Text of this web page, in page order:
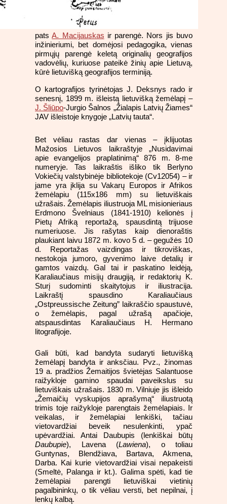
patsA. Macijauskas ir parengė. Nors jis buvo
inžinieriumi, bet domėjosi pedagogika, vienas
pirmųjų parengė keletą originalių geografijos
vadovėlių, kuriuose pateikė žinių apie Lietuvą,
kūrė lietuvišką geografijos terminiją.
O kartografijos tyrinėtojas J. Deksnys rado ir
senesnį, 1899 m. išleistą lietuvišką žemėlapį –
J. Šliūpo-Jurgio Šalnos „Žialapis Latvių Žiames“
JAV išleistoje knygoje „Latvių tauta“.
Bet vėliau rastas dar vienas – įklijuotas
Mažosios Lietuvos laikraštyje „Nusidavimai
apie evangelijos praplatinimą“ 876 m. 8-me
numeryje. Tas laikraštis išliko tik Berlyno
Vokiečių valstybinėje bibliotekoje (Cv12054) – ir
jame yra įklija su Vakarų Europos ir Afrikos
žemėlapiu (115x186 mm) su lietuviškais
užrašais. Žemėlapis iliustruoja ML misionieriaus
Erdmono Švelniaus (1841-1910) kelionės į
Pietų Afriką reportažą, spausdintą trijuose
numeriuose. Jis rašytas kaip dienoraštis
plaukiant laivu 1872 m. kovo 5 d. – gegužės 10
d. Reportažas vaizdingas ir tikroviškas,
nestokoja jumoro, gyvenimo laive detalių ir
gamtos vaizdų. Gal tai ir paskatino leidėją,
Karaliaučiaus misijų draugiją, ir redaktorių K.
Sturį sudominti skaitytojus ir iliustracija.
Laikraštį spausdino Karaliaučiaus
„Ostpreussische Zeitung” laikraščio spaustuvė,
o žemėlapis, pagal užrašą apačioje,
atspausdintas Karaliaučiaus H. Hermano
litografijoje.
Gali būti, kad bandyta sudaryti lietuvišką
žemėlapį bandyta ir anksčiau. Pvz., žinomas
19 a. pradžios Žemaitijos švietėjas Salantuose
raižykloje gamino spaudai paveikslus su
lietuviškais užrašais. 1830 m. Vilniuje jis išleido
„Žemaičių vyskupijos aprašymą“ iliustruotą
trimis toje raižykloje parengtais žemėlapiais. Ir
veikalas, ir žemėlapiai lenkiški, tačiau
vietovardžiai beveik nesulenkinti, ypač
upėvardžiai. Antai Daubupis (lenkiškai būtų
Daubupie), Lavena (Lawiena), o toliau
Guntynas, Blendžiava, Bartava, Akmena,
Darba. Kai kurie vietovardžiai visai nepakeisti
(Smeltė, Palanga ir kt.). Galima spėti, kad tie
žemėlapiai parengti lietuviškai vietinių
pagalbininkų, o tik vėliau versti, bet nepilnai, į
lenkų kalbą.